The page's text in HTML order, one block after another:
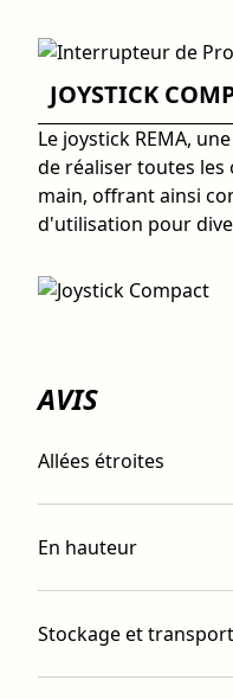
JOYSTICK
Le joystick REMA,
de réaliser toutes les
main, offrant ainsi
d'utilisation pour
AVIS
Allées étroites
En hauteur
Stockage et transport